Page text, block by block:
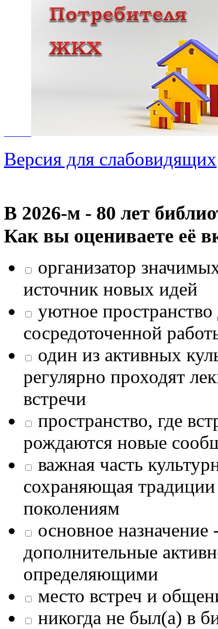
Версия для слабовидящих
В 2026‑м - 80 лет
Как вы оцениваете её
организатор
источник новых идей
уютное
сосредоточенной
один из активных
регулярно проходят
встречи
пространство, где
рождаются новые
важная часть
сохраняющая
поколениям
основное назначение
дополнительные
определяющими
место встреч и
никогда не был(а) в